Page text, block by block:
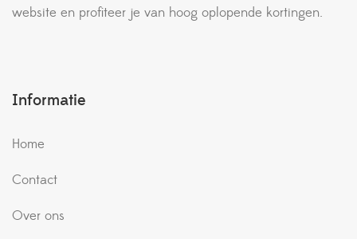
website en profiteer je van hoog oplopende kortingen.
Informatie
Home
Contact
Over ons